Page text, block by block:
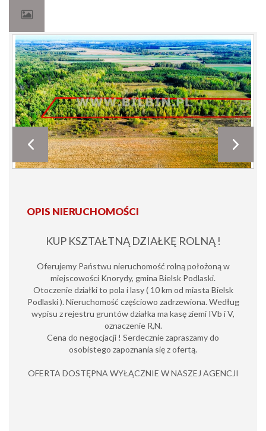
OPIS NIERUCHOMOŚCI
KUP KSZTAŁTNĄ DZIAŁKĘ ROLNĄ !
Oferujemy Państwu nieruchomość rolną położoną w
miejscowości Knorydy, gmina Bielsk Podlaski.
Otoczenie działki to pola i lasy ( 10 km od miasta Bielsk
Podlaski ). Nieruchomość częściowo zadrzewiona. Według
wypisu z rejestru gruntów działka ma kasę ziemi IVb i V,
oznaczenie R,N.
Cena do negocjacji ! Serdecznie zapraszamy do
osobistego zapoznania się z ofertą.
OFERTA DOSTĘPNA WYŁĄCZNIE W NASZEJ AGENCJI